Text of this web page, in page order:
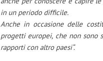
in un periodo difficile.
Anche in occasione delle
progetti europei, che non sono
rapporti con altro paesi“.